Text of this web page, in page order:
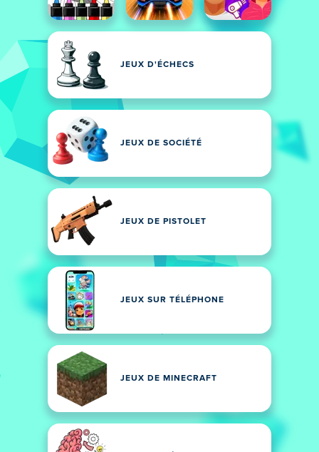
JEUX D'ÉCHECS
JEUX DE SOCIÉTÉ
JEUX DE PISTOLET
JEUX SUR TÉLÉPHONE
JEUX DE MINECRAFT